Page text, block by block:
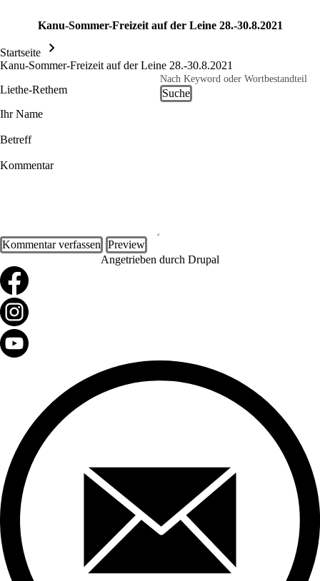
Kanu-Sommer-Freizeit auf der Leine 28.-30.8.2021
Pfadnavigation
Startseite
Kanu-Sommer-Freizeit auf der Leine 28.-30.8.2021
Liethe-Rethem
Ihr Name
Betreff
Kommentar
Suche
Angetrieben durch Drupal